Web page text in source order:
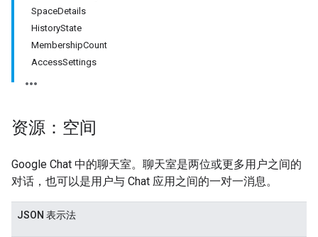
SpaceDetails
HistoryState
MembershipCount
AccessSettings
资源：空间
Google Chat 中的聊天室。聊天室是两位或更多用户之间的
对话，也可以是用户与 Chat 应用之间的一对一消息。
JSON 表示法